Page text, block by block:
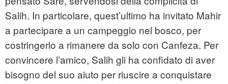
Salih. In particolare, quest’ultimo ha invitato Mahir
a partecipare a un campeggio nel bosco, per
costringerlo a rimanere da solo con Canfeza. Per
convincere l’amico, Salih gli ha confidato di aver
bisogno del suo aiuto per riuscire a conquistare